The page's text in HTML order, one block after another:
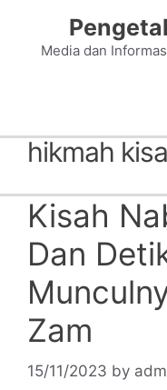
contentMedia dan
hikmah
Kisah
Dan
Zam
15/11/2023 by